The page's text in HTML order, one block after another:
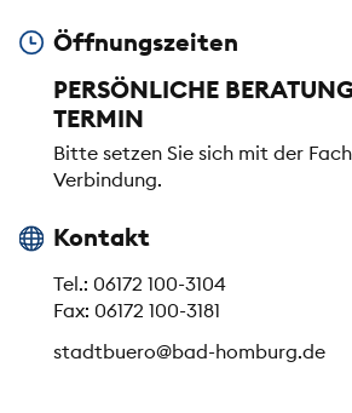
Öffnungszeiten
PERSÖNLICHE
TERMIN
Bitte setzen Sie sich mit der
Verbindung.
Kontakt
Tel.: 06172 100-3104
Fax: 06172 100-3181
stadtbuero@bad-homburg.de